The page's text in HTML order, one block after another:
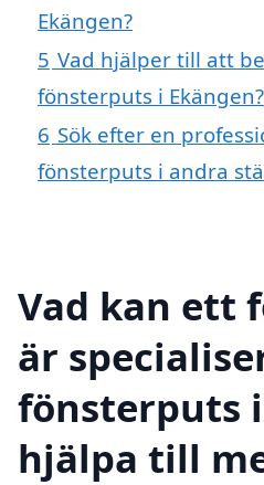
Ekängen?
5 Vad hjälper till att
fönsterputs i Ekängen?
6 Sök efter en
fönsterputs i andra
Vad kan ett
är
fönsterputs
hjälpa till